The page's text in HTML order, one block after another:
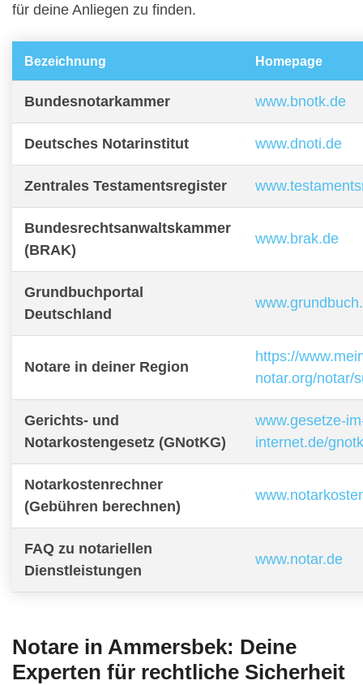
für deine Anliegen zu finden.
Bezeichnung Homepage
Bundesnotarkammer www.bnotk.de
Deutsches Notarinstitut www.dnoti.de
Zentrales Testamentsregister
Bundesrechtsanwaltskammer
(BRAK)
www.brak.de
Grundbuchportal
Deutschland
Notare in deiner Region
https://
notar.org/notar/
Gerichts- und
Notarkostengesetz (GNotKG)
www.gesetze-
internet.de/
Notarkostenrechner
(Gebühren berechnen)
FAQ zu notariellen
Dienstleistungen
www.notar.de
Notare in Ammersbek: Deine
Experten für rechtliche Sicherheit